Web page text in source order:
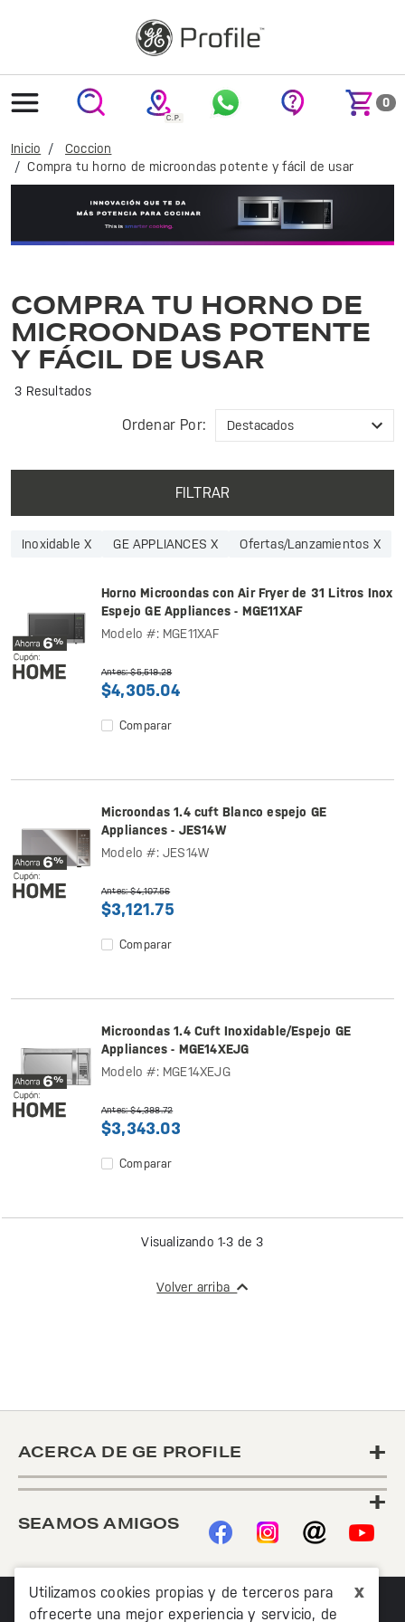
0
x
Utilizamos cookies propias y de terceros para
ofrecerte una mejor experiencia y servicio, de
Inicio
Coccion
Compra tu horno de microondas potente y fácil de usar
COMPRA TU HORNO DE
MICROONDAS POTENTE
Y FÁCIL DE USAR
3 Resultados
Ordenar Por:
FILTRAR
Inoxidable X GE APPLIANCES X Ofertas/Lanzamientos X
Horno Microondas con Air Fryer de 31 Litros Inox
Espejo GE Appliances - MGE11XAF
Modelo #: MGE11XAF
Antes: $5,519.28
$4,305.04
Comparar
Microondas 1.4 cuft Blanco espejo GE
Appliances - JES14W
Modelo #: JES14W
Antes: $4,107.56
$3,121.75
Comparar
Microondas 1.4 Cuft Inoxidable/Espejo GE
Appliances - MGE14XEJG
Modelo #: MGE14XEJG
Antes: $4,398.72
$3,343.03
Comparar
Visualizando 1-3 de 3
Volver arriba
ACERCA DE GE PROFILE
+
+
SEAMOS AMIGOS